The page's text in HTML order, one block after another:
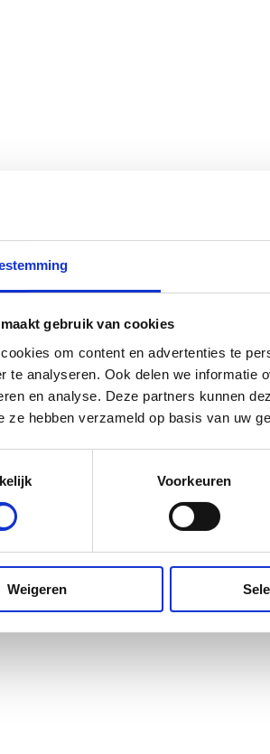
gebruik van cookies
om content en advertenties te
te analyseren. Ook delen we informatie
en analyse. Deze partners kunnen
ze hebben verzameld op basis van uw
Voorkeuren
Weigeren
FSW
FSW